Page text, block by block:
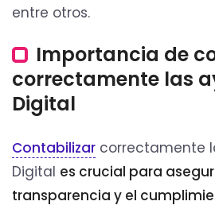
entre otros.
Importancia de
correctamente las
Digital
Contabilizar correctamente
Digital es crucial para
transparencia y el